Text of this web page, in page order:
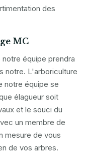
des
MC
équipe prendra
notre. L'arboriculture
notre équipe se
élagueur soit
et le souci du
un membre de
mesure de vous
de vos arbres.